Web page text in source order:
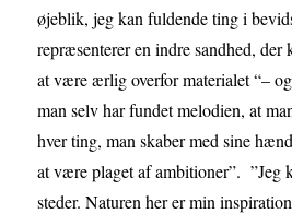
øjeblik, jeg kan fuldende ting i
repræsenterer en indre sandhed, der
at være ærlig overfor materialet “–
man selv har fundet melodien, at
hver ting, man skaber med sine
at være plaget af ambitioner”. ”Jeg
steder. Naturen her er min